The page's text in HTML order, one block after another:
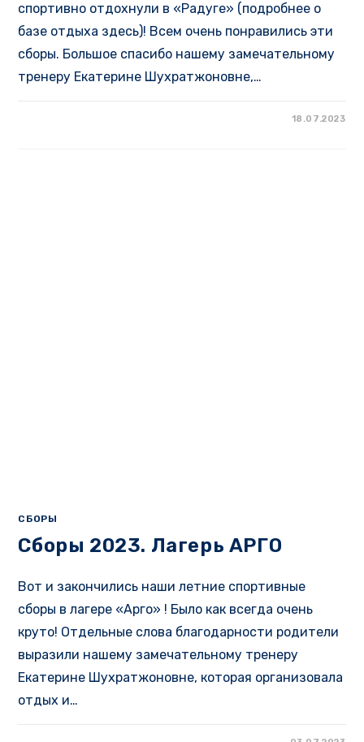
спортивно отдохнули в «Радуге» (подробнее о
базе отдыха здесь)! Всем очень понравились эти
сборы. Большое спасибо нашему замечательному
тренеру Екатерине Шухратжоновне,…
18.07.2023
СБОРЫ
Сборы 2023. Лагерь АРГО
Вот и закончились наши летние спортивные
сборы в лагере «Арго» ! Было как всегда очень
круто! Отдельные слова благодарности родители
выразили нашему замечательному тренеру
Екатерине Шухратжоновне, которая организовала
отдых и…